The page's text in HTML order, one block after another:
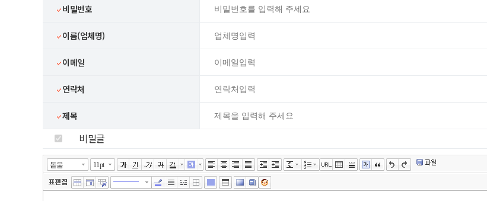
비밀번호
이름(업체명)
이메일
연락처
제목
비밀글
돋움 11pt
넓게쓰기
툴바 더보기
에디터